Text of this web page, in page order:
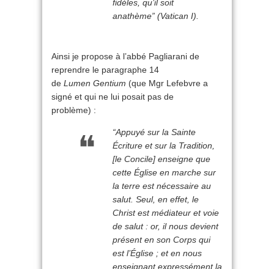
fidèles, qu’il soit
anathème” (Vatican I).
Ainsi je propose à l’abbé Pagliarani de
reprendre le paragraphe 14
de Lumen Gentium (que Mgr Lefebvre a
signé et qui ne lui posait pas de
problème) :
“Appuyé sur la Sainte
Écriture et sur la Tradition,
[le Concile] enseigne que
cette Église en marche sur
la terre est nécessaire au
salut. Seul, en effet, le
Christ est médiateur et voie
de salut : or, il nous devient
présent en son Corps qui
est l’Église ; et en nous
enseignant expressément la